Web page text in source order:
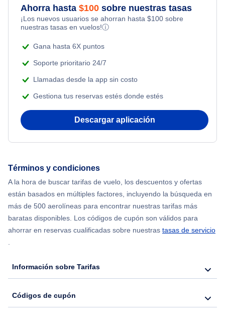
Flights Under $99
Flights Under $199
Flights from Toronto to Shanghai
Flights from Nueva York to Tel Aviv
Flights from Nueva York to Atenas
Flights from Shanghai to Nueva York
Flights from Delhi to Nueva York
Flights from Chicago to Delhi
Flights from Nueva York to Seúl
Flights from Nueva York to Barcelona
Romantic Vacations
Adventure Vacations
Beach Vacations
Ahorra hasta $100 sobre nuestras tasas
¡Los nuevos usuarios se ahorran hasta $100 sobre
nuestras tasas en vuelos!ⓘ
Gana hasta 6X puntos
Soporte prioritario 24/7
Llamadas desde la app sin costo
Gestiona tus reservas estés donde estés
Descargar aplicación
Términos y condiciones
A la hora de buscar tarifas de vuelo, los descuentos y ofertas
están basados en múltiples factores, incluyendo la búsqueda en
más de 500 aerolíneas para encontrar nuestras tarifas más
baratas disponibles. Los códigos de cupón son válidos para
ahorrar en reservas cualificadas sobre nuestras tasas de servicio
.
Información sobre Tarifas
Códigos de cupón